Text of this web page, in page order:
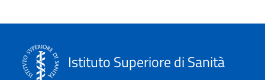
Istituto Superiore di Sanità